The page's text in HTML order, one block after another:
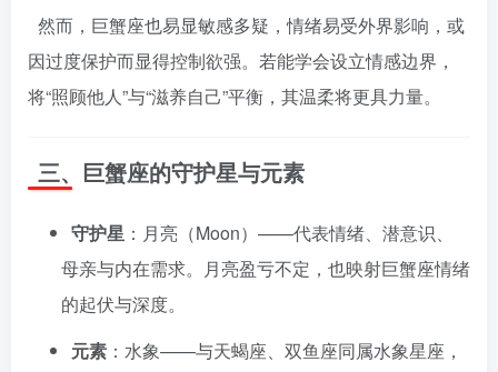
然而，巨蟹座也易显敏感多疑，情绪易受外界影响，或
因过度保护而显得控制欲强。若能学会设立情感边界，
将“照顾他人”与“滋养自己”平衡，其温柔将更具力量。
三、巨蟹座的守护星与元素
守护星 ：月亮（Moon）——代表情绪、潜意识、
母亲与内在需求。月亮盈亏不定，也映射巨蟹座情绪
的起伏与深度。
元素 ：水象——与天蝎座、双鱼座同属水象星座，